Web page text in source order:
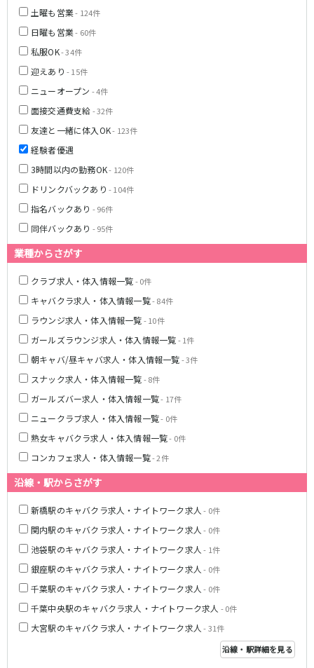
土曜も営業- 124件
日曜も営業- 60件
私服OK- 34件
迎えあり - 15件
ニューオープン - 4件
面接交通費支給- 32件
友達と一緒に体入OK- 123件
経験者優遇
3時間以内の勤務OK- 120件
ドリンクバックあり - 104件
指名バックあり - 96件
同伴バックあり - 95件
業種からさがす
クラブ求人・体入情報一覧- 0件
キャバクラ求人・体入情報一覧- 84件
ラウンジ求人・体入情報一覧- 10件
ガールズラウンジ求人・体入情報一覧- 1件
朝キャバ/昼キャバ求人・体入情報一覧- 3件
スナック求人・体入情報一覧- 8件
ガールズバー求人・体入情報一覧- 17件
ニュークラブ求人・体入情報一覧- 0件
熟女キャバクラ求人・体入情報一覧- 0件
コンカフェ求人・体入情報一覧- 2件
沿線・駅からさがす
新橋駅のキャバクラ求人・ナイトワーク求人 - 0件
関内駅のキャバクラ求人・ナイトワーク求人 - 0件
池袋駅のキャバクラ求人・ナイトワーク求人 - 1件
銀座駅のキャバクラ求人・ナイトワーク求人 - 0件
千葉駅のキャバクラ求人・ナイトワーク求人 - 0件
千葉中央駅のキャバクラ求人・ナイトワーク求人 - 0件
大宮駅のキャバクラ求人・ナイトワーク求人 - 31件
沿線・駅詳細を見る
日本橋駅
神楽坂駅
JR湘南新宿ライン
池袋駅
武蔵小杉駅
大船駅
東戸塚駅
東急多摩川線
蒲田駅
西武国分寺線
新京成電鉄線
八柱駅
京成津田沼駅
五香駅
横浜市営地下鉄ブルーライン
関内駅
横浜駅
桜木町駅
新横浜駅
戸塚駅
伊勢佐木長者町駅
上大岡駅
蒔田駅
吉野町駅
みなとみらい線
横浜駅
馬車道駅
日本大通り駅
新高島駅
みなとみらい駅